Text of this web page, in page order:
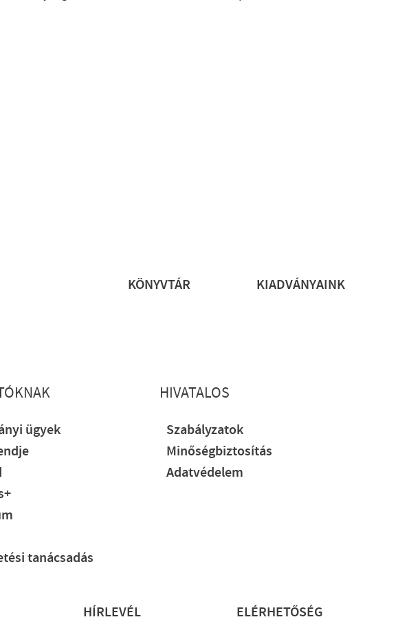
KÖNYVTÁR KIADVÁNYAINK
ügyek
tanácsadás
HIVATALOS
Szabályzatok
Minőségbiztosítás
Adatvédelem
HÍRLEVÉL ELÉRHETŐSÉG